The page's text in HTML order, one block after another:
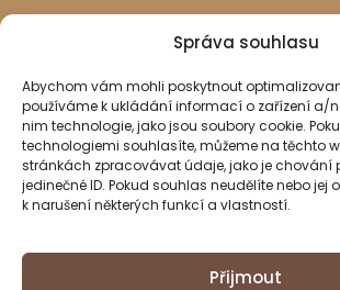
Správa souhlasu
Abychom vám mohli poskytnout
používáme k ukládání informací o zařízení a/
nim technologie, jako jsou soubory cookie.
technologiemi souhlasíte, můžeme na těchto
stránkách zpracovávat údaje, jako je chování
jedinečné ID. Pokud souhlas neudělíte nebo jej
k narušení některých funkcí a vlastností.
Přijmout
dosažitelný ve
037296 940